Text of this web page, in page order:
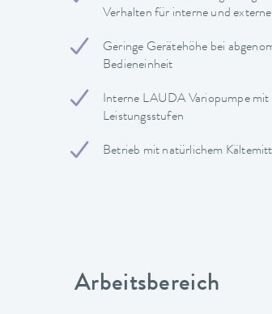
Verhalten für interne und
Geringe Gerätehöhe bei
Bedieneinheit
Interne LAUDA Variopumpe mit
Leistungsstufen
Betrieb mit natürlichem
Arbeitsbereich